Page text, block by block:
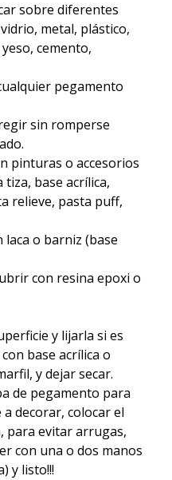
sobre diferentes
metal, plástico,
cemento,
pegamento
sin romperse
pinturas o accesorios
base acrílica,
relieve, pasta puff,
o barniz (base
con resina epoxi o
y lijarla si es
base acrílica o
y dejar secar.
de pegamento para
decorar, colocar el
para evitar arrugas,
con una o dos manos
y listo!!!